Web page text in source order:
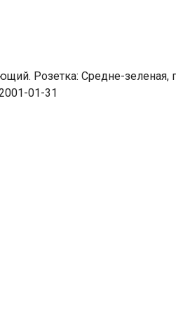
Розетка: Средне-зеленая,
01-31